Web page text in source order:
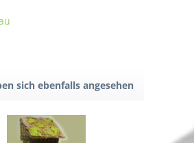
sich ebenfalls angesehen